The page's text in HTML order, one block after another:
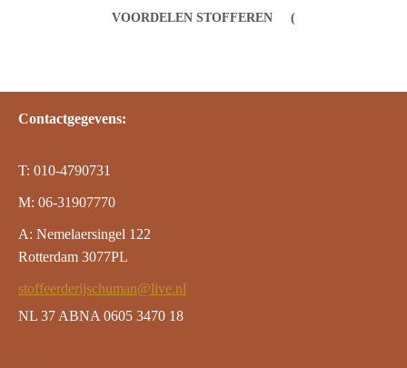
VOORDELEN STOFFEREN
Contactgegevens:
T: 010-4790731
M: 06-31907770
A: Nemelaersingel 122
Rotterdam 3077PL
stoffeerderijschuman@live.nl
NL 37 ABNA 0605 3470 18